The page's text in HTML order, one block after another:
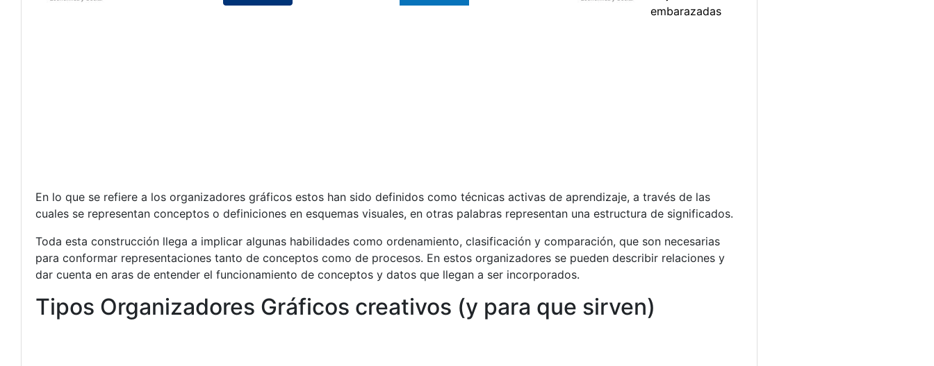
En lo que se refiere a los organizadores gráficos estos han sido definidos como técnicas activas de aprendizaje, a través de las
cuales se representan conceptos o definiciones en esquemas visuales, en otras palabras representan una estructura de significados.
Toda esta construcción llega a implicar algunas habilidades como ordenamiento, clasificación y comparación, que son necesarias
para conformar representaciones tanto de conceptos como de procesos. En estos organizadores se pueden describir relaciones y
dar cuenta en aras de entender el funcionamiento de conceptos y datos que llegan a ser incorporados.
Tipos Organizadores Gráficos creativos (y para que sirven)